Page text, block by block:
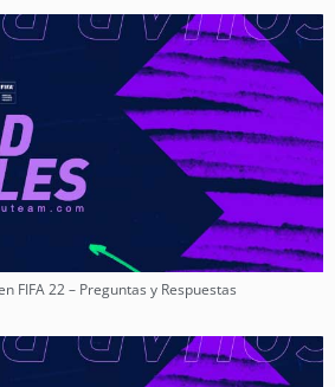
FIFA 22 – Preguntas y Respuestas